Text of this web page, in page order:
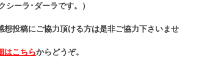
シーラ･ダーラです。）
想投稿にご協力頂ける方は是非ご協力下さいませ
はこちらからどうぞ。